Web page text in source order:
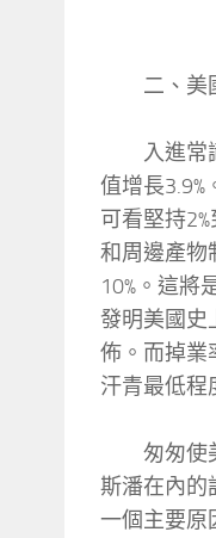
二、美
入進常識
值增長
可看堅持
和周邊產物
10%。這將
發明美國史
佈。而掉業
汗青最低程
匆匆使美
斯潘在內的
一個主要原